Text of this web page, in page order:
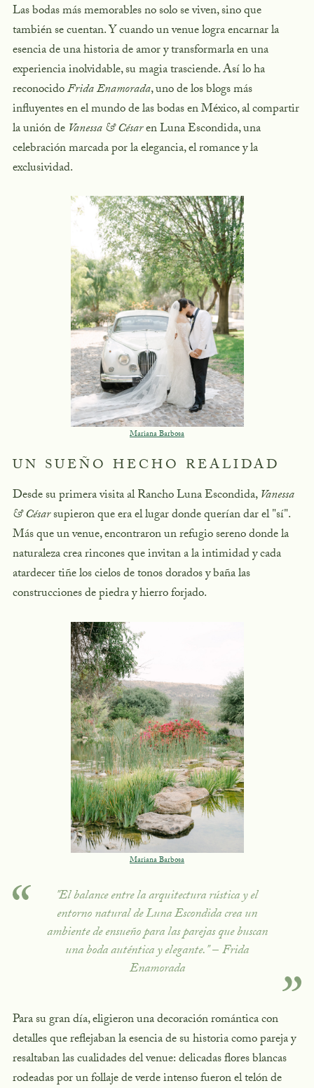
Las bodas más memorables no solo se viven, sino que
también se cuentan. Y cuando un venue logra encarnar la
esencia de una historia de amor y transformarla en una
experiencia inolvidable, su magia trasciende. Así lo ha
reconocidoFrida Enamorada, uno de los blogs más
influyentes en el mundo de las bodas en México, al compartir
la unión de Vanessa & Césaren Luna Escondida, una
celebración marcada por la elegancia, el romance y la
exclusividad.
Mariana Barbosa
UN SUEÑO HECHO REALIDAD
Desde su primera visita al Rancho Luna Escondida,Vanessa
& Césarsupieron que era el lugar donde querían dar el "sí".
Más que un venue, encontraron un refugio sereno donde la
naturaleza crea rincones que invitan a la intimidad y cada
atardecer tiñe los cielos de tonos dorados y baña las
construcciones de piedra y hierro forjado.
Mariana Barbosa
"El balance entre la arquitectura rústica y el
entorno natural de Luna Escondida crea un
ambiente de ensueño para las parejas que buscan
una boda auténtica y elegante."–Frida
Enamorada
Para su gran día, eligieron una decoración romántica con
detalles que reflejaban la esencia de su historia como pareja y
resaltaban las cualidades del venue: delicadas flores blancas
rodeadas por un follaje de verde intenso fueron el telón de